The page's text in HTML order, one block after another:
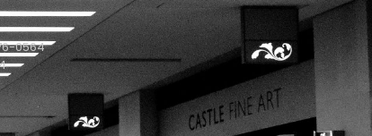
0564